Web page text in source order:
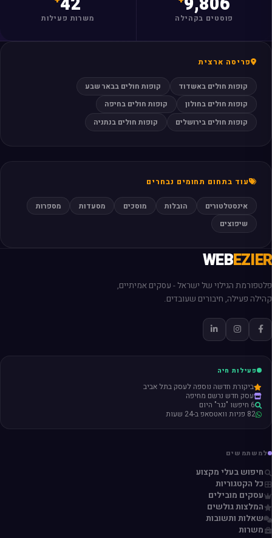
פוסטים בקהילה משרות פעילות
פריסה ארצית
קופות חולים באשדוד
קופות חולים בבאר שבע
קופות חולים בחולון
קופות חולים בחיפה
קופות חולים בירושלים
קופות חולים בנתניה
עוד בתחום תחומים נבחרים
אינסטלטורים הובלות מוסכים מסעדות
מספרות
שיפוצים
WEBEZIER
פלטפורמת הגילוי של ישראל - עסקים אמיתיים,
קהילה פעילה, חיבורים שעובדים.
פעילות חיה
ביקורת חדשה נוספה לעסק בתל אביב
עסק חדש נרשם מחיפה
6 חיפשו "נגר" היום
82 פניות וואטסאפ ב-24 שעות
למשתמשים
חיפוש בעלי מקצוע
כל הקטגוריות
עסקים מובילים
המלצות גולשים
שאלות ותשובות
משרות